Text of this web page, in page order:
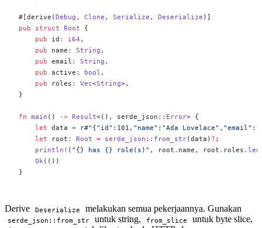
#[derive(Debug , Clone , Serialize , Deserialize )]
pub struct Root {
    pub
id : i64 ,
    pub
name : String ,
    pub
email : String ,
    pub
active : bool ,
    pub
roles : Vec<String>,
}
fn main () -> Result<(), serde_json :: Error> {
    let
data = r#"{"id":101,"name":"Ada
    let
root : Root = serde_json :: from_str(data) ? ;
    println!
( "{} has {} role(s)" , root . name, root . roles . len
    Ok
(())
}
Derive Deserialize melakukan semua pekerjaannya. Gunakan
serde_json::from_str untuk string, from_slice
untuk byte slice,